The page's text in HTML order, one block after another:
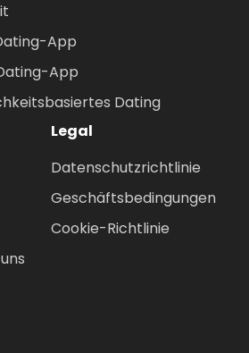
App
App
Dating
Legal
Datenschutzrichtlinie
Geschäftsbedingungen
Cookie-Richtlinie